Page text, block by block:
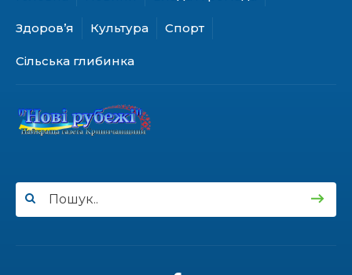
Криничанської громади за
100-ий день народження відзначила
жителька Первозванівки Олена
16.07.2026
Здоров’я Культура Спорт
Сільська глибинка